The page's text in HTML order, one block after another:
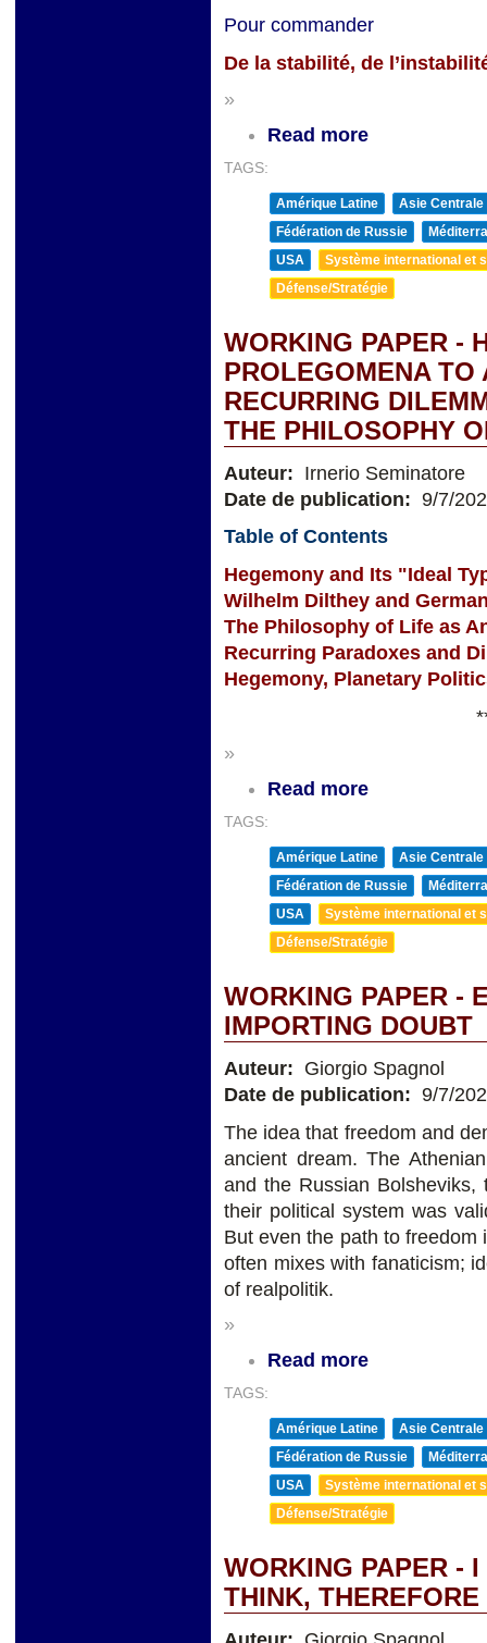
Pour commander
De la stabilité, de
»
Read more
TAGS:
Amérique Latine
Asie Centrale
Fédération de Russie
USA
Système international et
Défense/Stratégie
WORKING PAPER -
PROLEGOMENA TO
RECURRING
THE PHILOSOPHY
Auteur: Irnerio Seminatore
Date de publication: 9/7/
Table of Contents
Hegemony and Its "Ideal
Wilhelm Dilthey and
The Philosophy of Life as
Recurring Paradoxes and
Hegemony, Planetary
»
Read more
TAGS:
Amérique Latine
Asie Centrale
Fédération de Russie
USA
Système international et
Défense/Stratégie
WORKING PAPER -
IMPORTING DOUBT
Auteur: Giorgio Spagnol
Date de publication: 9/7/
The idea that freedom and
ancient dream. The
and the Russian
their political system was
But even the path to
often mixes with fanaticism;
of realpolitik.
»
Read more
TAGS:
Amérique Latine
Asie Centrale
Fédération de Russie
USA
Système international et
Défense/Stratégie
WORKING PAPER -
THINK, THEREFORE